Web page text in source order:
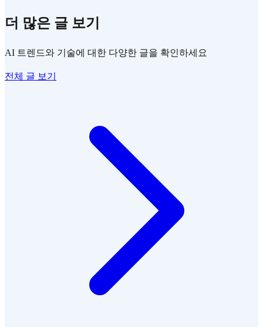
더 많은 글 보기
AI 트렌드와 기술에 대한 다양한 글을 확인하세요
전체 글 보기